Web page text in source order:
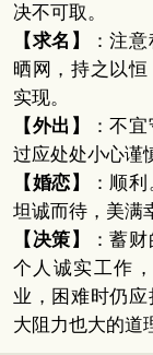
决不可取。
【求名】
：注
晒网，持之以
实现。
【外出】
：不
过应处处小心谨
【婚恋】
：顺
坦诚而待，美满
【决策】
：蓄
个人诚实工作
业，困难时仍
大阻力也大的道